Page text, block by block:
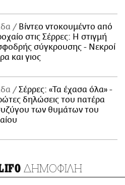
Βίντεο ντοκουμέντο από
στις Σέρρες: Η στιγμή
σύγκρουσης - Νεκροί
και γιος
Σέρρες: «Τα έχασα όλα» -
δηλώσεις του πατέρα
των θυμάτων του
ΔΗΜΟΦΙΛΗ